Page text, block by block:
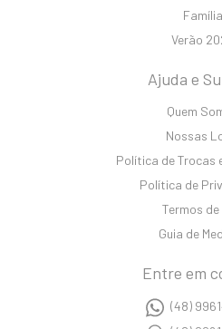
Família
Verão
Ajuda e
Quem
Nossas
Política de Trocas
Política de
Termos de
Guia de
Entre em
(48)